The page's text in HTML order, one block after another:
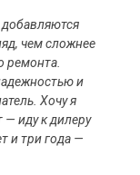
чем сложнее
ремонта.
и
Хочу я
— иду к дилеру
и три года —